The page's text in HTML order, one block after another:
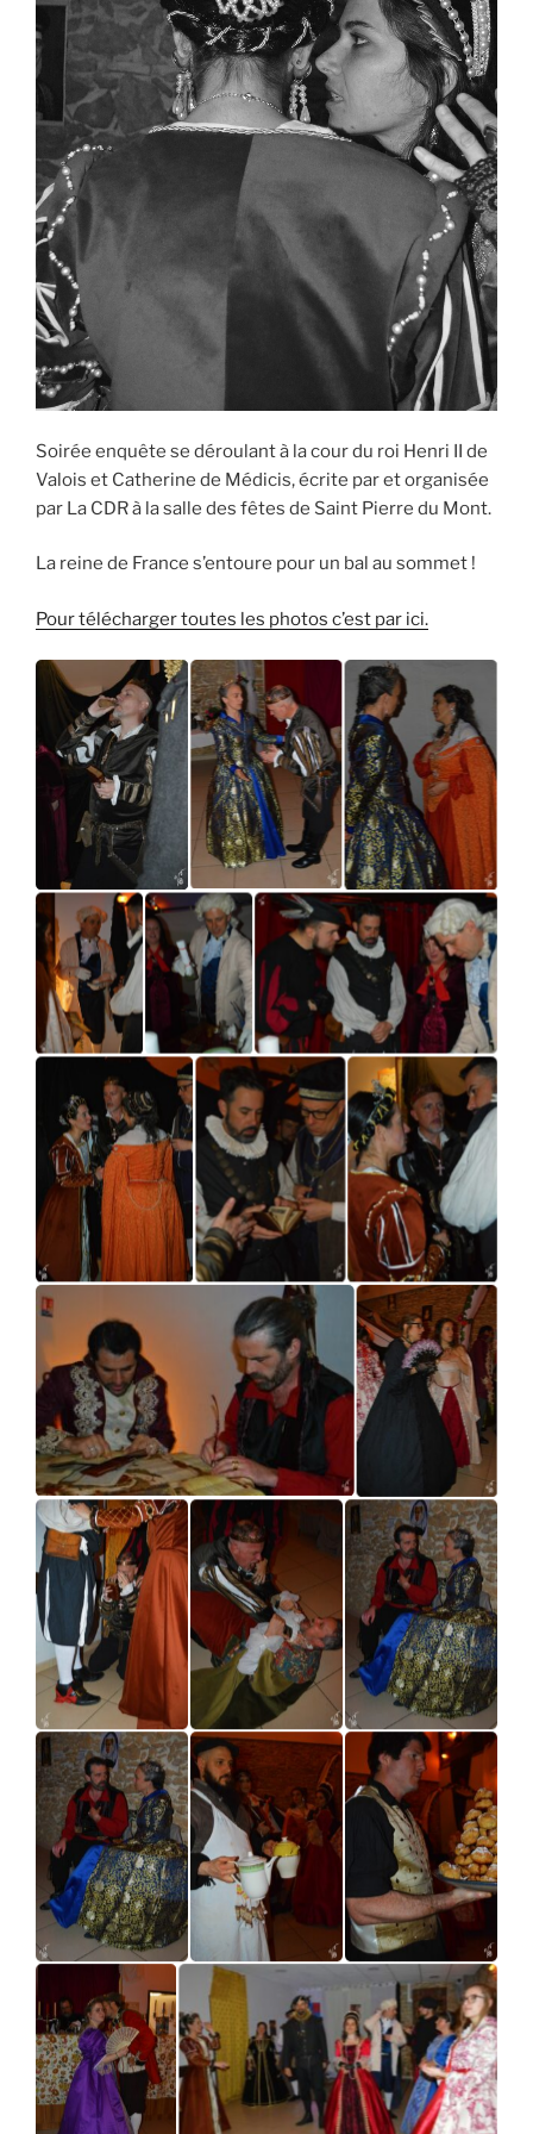
Soirée enquête se déroulant à la cour du roi Henri II de
Valois et Catherine de Médicis, écrite par et organisée
par La CDR à la salle des fêtes de Saint Pierre du Mont.
La reine de France s’entoure pour un bal au sommet !
Pour télécharger toutes les photos c’est par ici.